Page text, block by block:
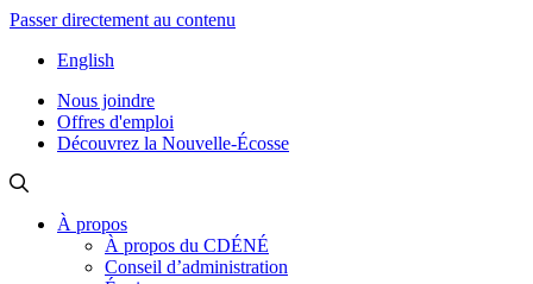
Passer directement au contenu
English
Nous joindre
Offres d'emploi
Découvrez la Nouvelle-Écosse
À propos
À propos du CDÉNÉ
Conseil d’administration